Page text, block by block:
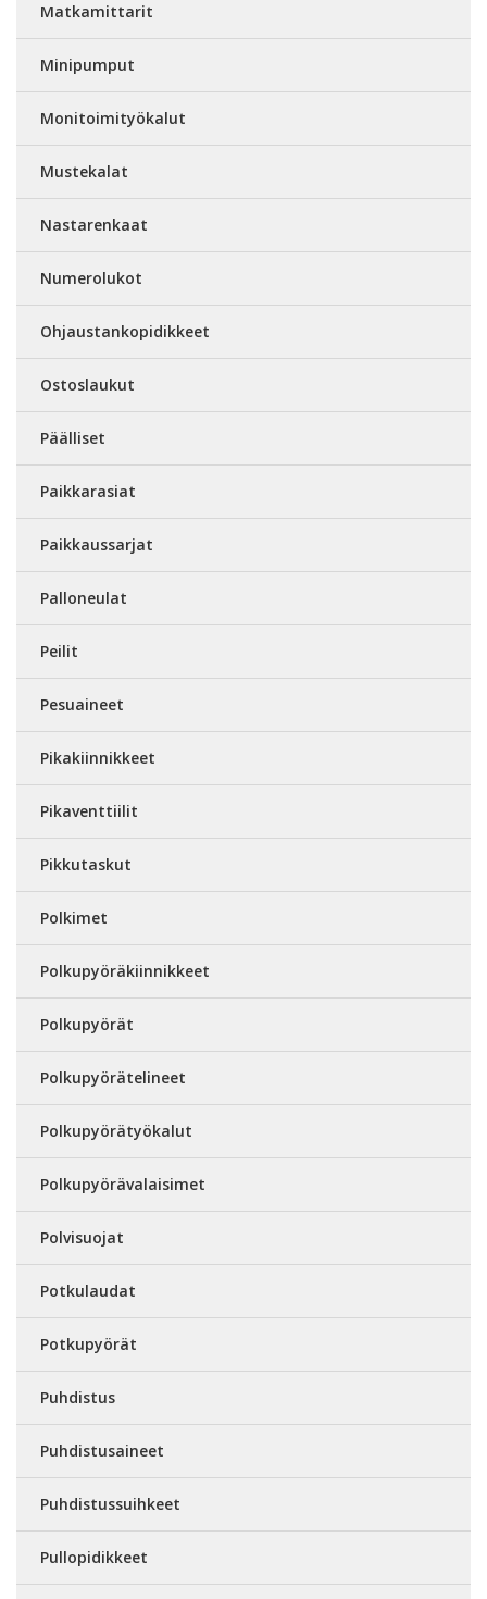
Matkamittarit
Minipumput
Monitoimityökalut
Mustekalat
Nastarenkaat
Numerolukot
Ohjaustankopidikkeet
Ostoslaukut
Päälliset
Paikkarasiat
Paikkaussarjat
Palloneulat
Peilit
Pesuaineet
Pikakiinnikkeet
Pikaventtiilit
Pikkutaskut
Polkimet
Polkupyöräkiinnikkeet
Polkupyörät
Polkupyörätelineet
Polkupyörätyökalut
Polkupyörävalaisimet
Polvisuojat
Potkulaudat
Potkupyörät
Puhdistus
Puhdistusaineet
Puhdistussuihkeet
Pullopidikkeet